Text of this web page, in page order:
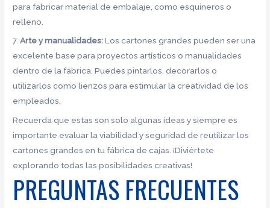
para fabricar material de embalaje, como esquineros o
relleno.
7.Arte y manualidades:Los cartones grandes pueden ser una
excelente base para proyectos artísticos o manualidades
dentro de la fábrica. Puedes pintarlos, decorarlos o
utilizarlos como lienzos para estimular la creatividad de los
empleados.
Recuerda que estas son solo algunas ideas y siempre es
importante evaluar la viabilidad y seguridad de reutilizar los
cartones grandes en tu fábrica de cajas. ¡Diviértete
explorando todas las posibilidades creativas!
PREGUNTAS FRECUENTES